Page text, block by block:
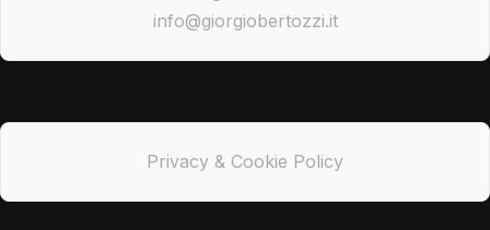
info@giorgiobertozzi.it
Privacy & Cookie Policy